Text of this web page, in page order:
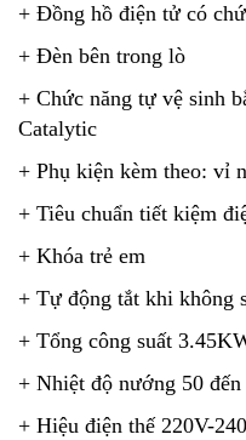
+ Đồng hồ điện tử có
+ Đèn bên trong lò
+ Chức năng tự vệ sinh
Catalytic
+ Phụ kiện kèm theo: vỉ
+ Tiêu chuẩn tiết kiệm
+ Khóa trẻ em
+ Tự động tắt khi không
+ Tổng công suất
+ Nhiệt độ nướng 50 đến
+ Hiệu điện thế 220V-